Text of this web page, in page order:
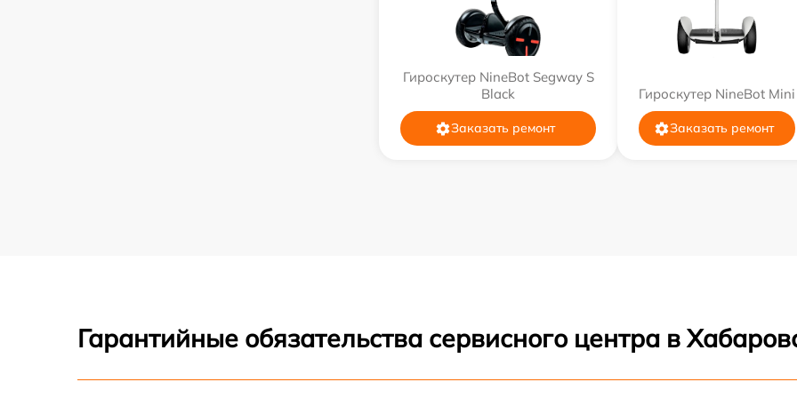
Гироскутер NineBot Segway S
Black
Заказать ремонт
Гироскутер NineBot Mini
Заказать ремонт
Гарантийные обязательства сервисного центра в